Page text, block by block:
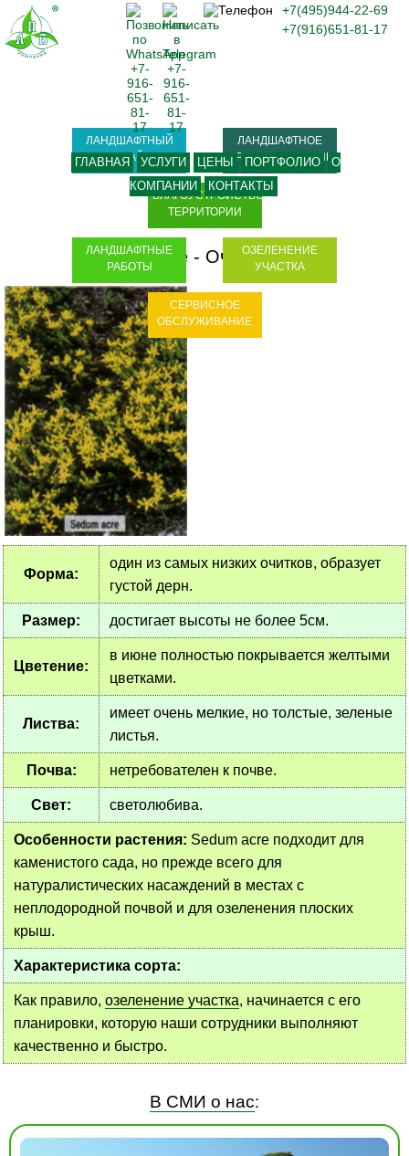
Sedum acre- Очиток едкий
Форма:
один из самых низких очитков, образует
густой дерн.
Размер: достигает высоты не более 5см.
Цветение:
в июне полностью покрывается желтыми
цветками.
Листва:
имеет очень мелкие, но толстые, зеленые
листья.
Почва: нетребователен к почве.
Свет: светолюбива.
Особенности растения: Sedum acre подходит для
каменистого сада, но прежде всего для
натуралистических насаждений в местах с
неплодородной почвой и для озеленения плоских
крыш.
Характеристика сорта:
Как правило, озеленение участка, начинается с его
планировки, которую наши сотрудники выполняют
качественно и быстро.
В СМИ о нас:
+7(495)944-22-69
+7(916)651-81-17
ГЛАВНАЯ УСЛУГИ ЦЕНЫ ПОРТФОЛИО
О
КОМПАНИИ
КОНТАКТЫ
ЛАНДШАФТНЫЙ
ДИЗАЙН
ЛАНДШАФТНОЕ
ПРОЕКТИРОВАНИЕ
БЛАГОУСТРОЙСТВО
ТЕРРИТОРИИ
ЛАНДШАФТНЫЕ
РАБОТЫ
ОЗЕЛЕНЕНИЕ
УЧАСТКА
СЕРВИСНОЕ
ОБСЛУЖИВАНИЕ